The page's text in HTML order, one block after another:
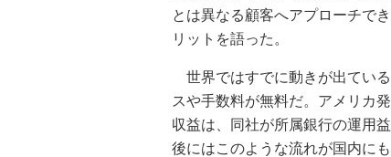
とは異なる顧客へアプローチで
リットを語った。
世界ではすでに動きが出てい
スや手数料が無料だ。アメリカ
収益は、同社が所属銀行の運用
後にはこのような流れが国内に